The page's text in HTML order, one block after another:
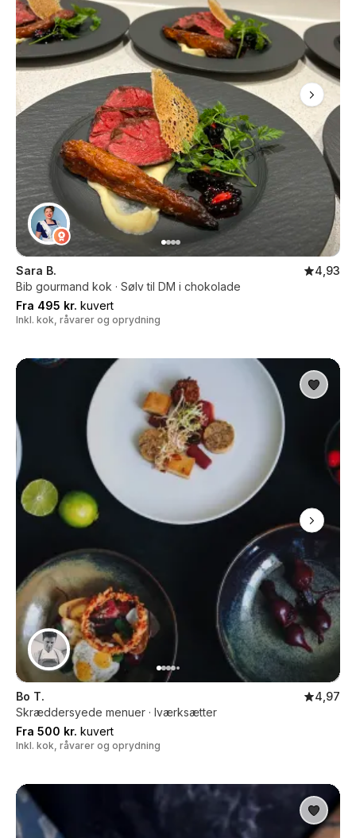
Sara B.
4,93
Bib gourmand kok · Sølv til DM i chokolade
Fra 495 kr. kuvert
Inkl. kok, råvarer og oprydning
Bo T.
4,97
Skræddersyede menuer · Iværksætter
Fra 500 kr. kuvert
Inkl. kok, råvarer og oprydning